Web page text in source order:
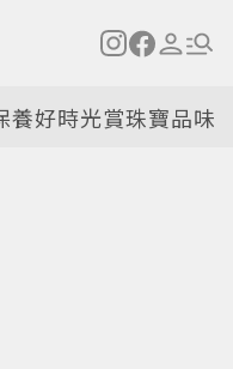
養好時光賞珠寶品味